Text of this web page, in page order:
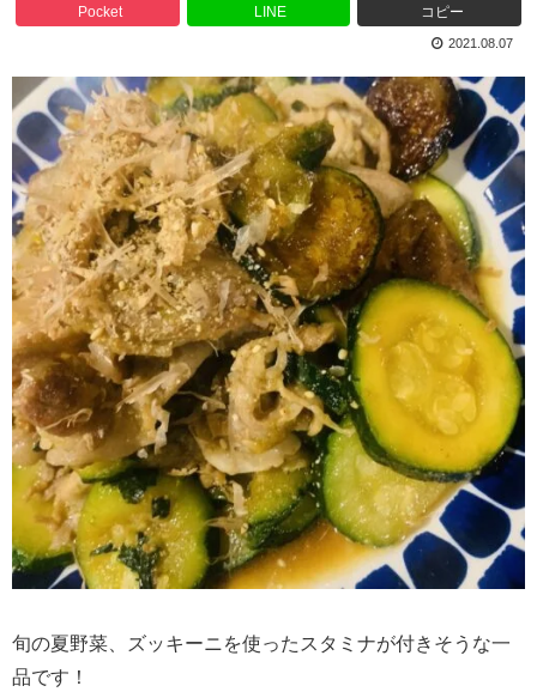
Pocket LINE コピー
2021.08.07
旬の夏野菜、ズッキーニを使ったスタミナが付きそうな一
品です！